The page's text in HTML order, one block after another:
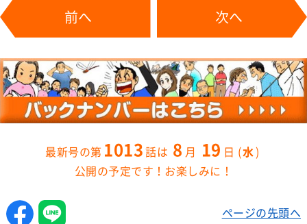
前へ 次へ
1013 8 19
水
公開の予定です！お楽しみに！
ページの先頭へ